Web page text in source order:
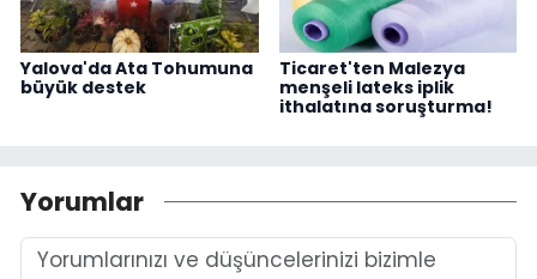
Yalova'da Ata Tohumuna
büyük destek
Ticaret'ten Malezya
menşeli lateks iplik
ithalatına soruşturma!
Yorumlar